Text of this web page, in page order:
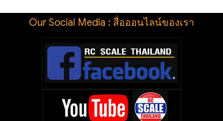
Our Social Media : สื่อออนไลน์ของเรา